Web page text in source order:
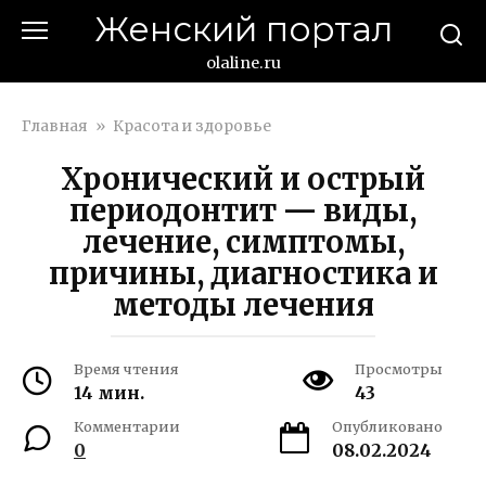
Женский портал
olaline.ru
Главная » Красота и здоровье
Хронический и острый
периодонтит — виды,
лечение, симптомы,
причины, диагностика и
методы лечения
Время чтения
14 мин.
Просмотры
43
Комментарии
0
Опубликовано
08.02.2024